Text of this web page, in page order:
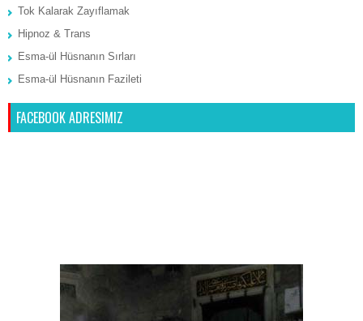
Tok Kalarak Zayıflamak
Hipnoz & Trans
Esma-ül Hüsnanın Sırları
Esma-ül Hüsnanın Fazileti
FACEBOOK ADRESIMIZ